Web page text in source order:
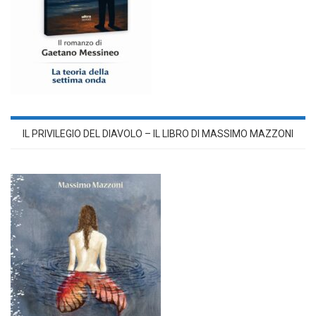
IL PRIVILEGIO DEL DIAVOLO – IL LIBRO DI MASSIMO MAZZONI